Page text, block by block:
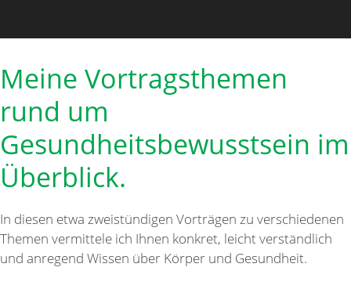
Meine Vortragsthemen
rund um
Gesundheitsbewusstsein im
Überblick.
In diesen etwa zweistündigen Vorträgen zu verschiedenen
Themen vermittele ich Ihnen konkret, leicht verständlich
und anregend Wissen über Körper und Gesundheit.